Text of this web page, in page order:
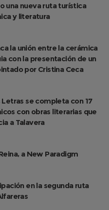
una nueva ruta turística
y literatura
la unión entre la cerámica
con la presentación de un
por Cristina Ceca
Letras se completa con 17
con obras literarias que
a Talavera
a New Paradigm
en la segunda ruta